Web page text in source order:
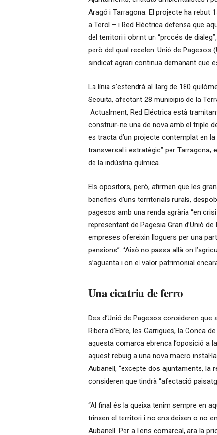
Aragó i Tarragona. El projecte ha rebut
a Terol – i Red Eléctrica defensa que
del territori i obrint un “procés de
però del qual recelen. Unió de Pagesos
sindicat agrari continua demanant que
La línia s’estendrà al llarg de 180
Secuita, afectant 28 municipis de la
Actualment, Red Eléctrica està
construir-ne una de nova amb el triple
es tracta d’un projecte contemplat en
transversal i estratègic” per Tarragona,
de la indústria química.
Els opositors, però, afirmen que les
beneficis d’uns territorials rurals,
pagesos amb una renda agrària “en
representant de Pagesia Gran d’Unió
empreses ofereixin lloguers per una
pensions”. “Això no passa allà on
s’aguanta i on el valor patrimonial
Una cicatriu de ferro
Des d’Unió de Pagesos consideren
Ribera d’Ebre, les Garrigues, la Conca
aquesta comarca ebrenca l’oposició a
aquest rebuig a una nova macro
Aubanell, “excepte dos ajuntaments, la
consideren que tindrà “afectació
“Al final és la queixa tenim sempre en
trinxen el territori i no ens deixen o no
Aubanell. Per a l’ens comarcal, ara la